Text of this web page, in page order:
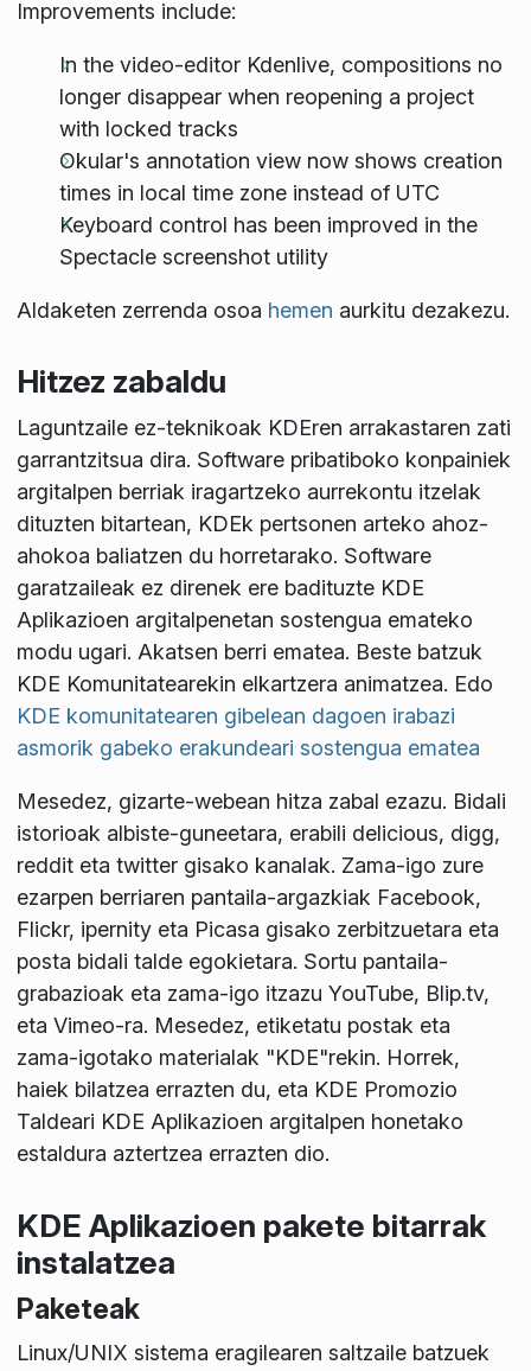
Improvements include:
In the video-editor Kdenlive, compositions no
longer disappear when reopening a project
with locked tracks
Okular's annotation view now shows creation
times in local time zone instead of UTC
Keyboard control has been improved in the
Spectacle screenshot utility
Aldaketen zerrenda osoa hemen aurkitu dezakezu.
Hitzez zabaldu
Laguntzaile ez-teknikoak KDEren arrakastaren zati
garrantzitsua dira. Software pribatiboko konpainiek
argitalpen berriak iragartzeko aurrekontu itzelak
dituzten bitartean, KDEk pertsonen arteko ahoz-
ahokoa baliatzen du horretarako. Software
garatzaileak ez direnek ere badituzte KDE
Aplikazioen argitalpenetan sostengua emateko
modu ugari. Akatsen berri ematea. Beste batzuk
KDE Komunitatearekin elkartzera animatzea. Edo
KDE komunitatearen gibelean dagoen irabazi
asmorik gabeko erakundeari sostengua ematea
Mesedez, gizarte-webean hitza zabal ezazu. Bidali
istorioak albiste-guneetara, erabili delicious, digg,
reddit eta twitter gisako kanalak. Zama-igo zure
ezarpen berriaren pantaila-argazkiak Facebook,
Flickr, ipernity eta Picasa gisako zerbitzuetara eta
posta bidali talde egokietara. Sortu pantaila-
grabazioak eta zama-igo itzazu YouTube, Blip.tv,
eta Vimeo-ra. Mesedez, etiketatu postak eta
zama-igotako materialak "KDE"rekin. Horrek,
haiek bilatzea errazten du, eta KDE Promozio
Taldeari KDE Aplikazioen argitalpen honetako
estaldura aztertzea errazten dio.
KDE Aplikazioen pakete bitarrak
instalatzea
Paketeak
Linux/UNIX sistema eragilearen saltzaile batzuek